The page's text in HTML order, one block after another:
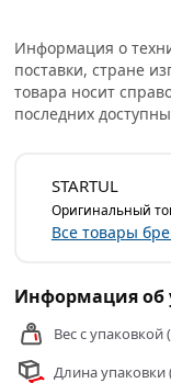
действительны в
Информация о
поставки, стране
товара носит
последних
STARTUL
Оригинальный
Все товары
Информация об
Вес с упаковкой
Длина